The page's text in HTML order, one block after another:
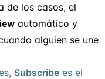
de los casos, el
automático y
alguien se une
Subscribe es el